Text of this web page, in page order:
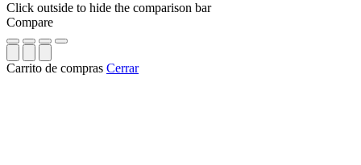
Click outside to hide the comparison bar
Compare
Carrito de compras Cerrar